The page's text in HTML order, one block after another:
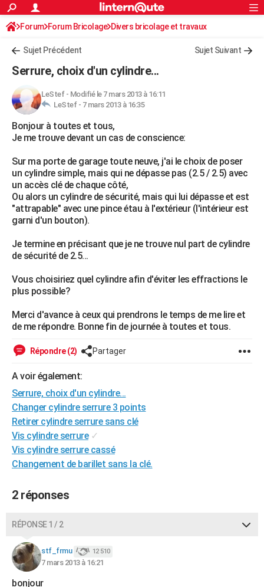
ACTUALITÉS
Politique
Société
Faits Divers
Education
Monde
Villes
+
Retraite
Impôts
Epargne
Immobilier
Risques naturels par ville
Banque
Assurance
Crédit
AUTO
Essais
Réserver un essai
Citadines
Berlines
SUV
Forum auto
+HIGH-TECH
BRICOLAGE
Forum
Aménagement intérieur
Extérieur
Cuisine
Salle de bains
Jardinage
Rangement
WEEK-END
Guides de France
Escapades
Patrimoine
Expositions
Musées
Week-end nature
+LIFESTYLE
Art de vivre
Bien-être
Loisirs
ModeModes de vie
Alimentation
Guide de la santé
Maladies
Médicaments
Sommeil
VOYAGE
Destinations
City break
Voyage nature
Voyage de noces
Forum
Climat
+PHOTO
BONS PLANS
CARTE DE VOEUX
Carte de Noël
Carte Bonne année
Carte Saint-Valentin
Carte Pâques
Carte d'anniversaire
DICTIONNAIRE
Dictionnaire
Biographies
Citations
Expressions
Proverbes
PROGRAMME TV
COPAINS D'AVANT
S'inscrire
Se connecter
Lycées
Collèges
Primaires
Universités
Entreprises
Service militaire
Avis de recherche
AVIS DE DÉCÈS
FORUM
Bricolage
Lifestyle
Culture
Sport
Auto
Television
Voyage
Cinema
Rechercher
S'inscrire
Connexion
Forum Forum Bricolage Divers bricolage et travaux
Sujet Précédent Sujet Suivant
Serrure, choix d'un cylindre...
LeStef- Modifié le 7 mars 2013 à 16:11
LeStef - 7 mars 2013 à 16:35
Bonjour à toutes et tous,
Je me trouve devant un cas de conscience:
Sur ma porte de garage toute neuve, j'ai le choix de poser
un cylindre simple, mais qui ne dépasse pas (2.5 / 2.5) avec
un accès clé de chaque côté,
Ou alors un cylindre de sécurité, mais qui lui dépasse et est
"attrapable" avec une pince étau à l'extérieur (l'intérieur est
garni d'un bouton).
Je termine en précisant que je ne trouve nul part de cylindre
de sécurité de 2.5...
Vous choisiriez quel cylindre afin d'éviter les effractions le
plus possible?
Merci d'avance à ceux qui prendrons le temps de me lire et
de me répondre. Bonne fin de journée à toutes et tous.
Répondre (2) Partager
A voir également:
Serrure, choix d'un cylindre...
Changer cylindre serrure 3 points
Retirer cylindre serrure sans clé
Vis cylindre serrure ✓
Vis cylindre serrure cassé
Changement de barillet sans la clé.
2 réponses
RÉPONSE 1 / 2
stf_frmu 12 510
7 mars 2013 à 16:21
bonjour